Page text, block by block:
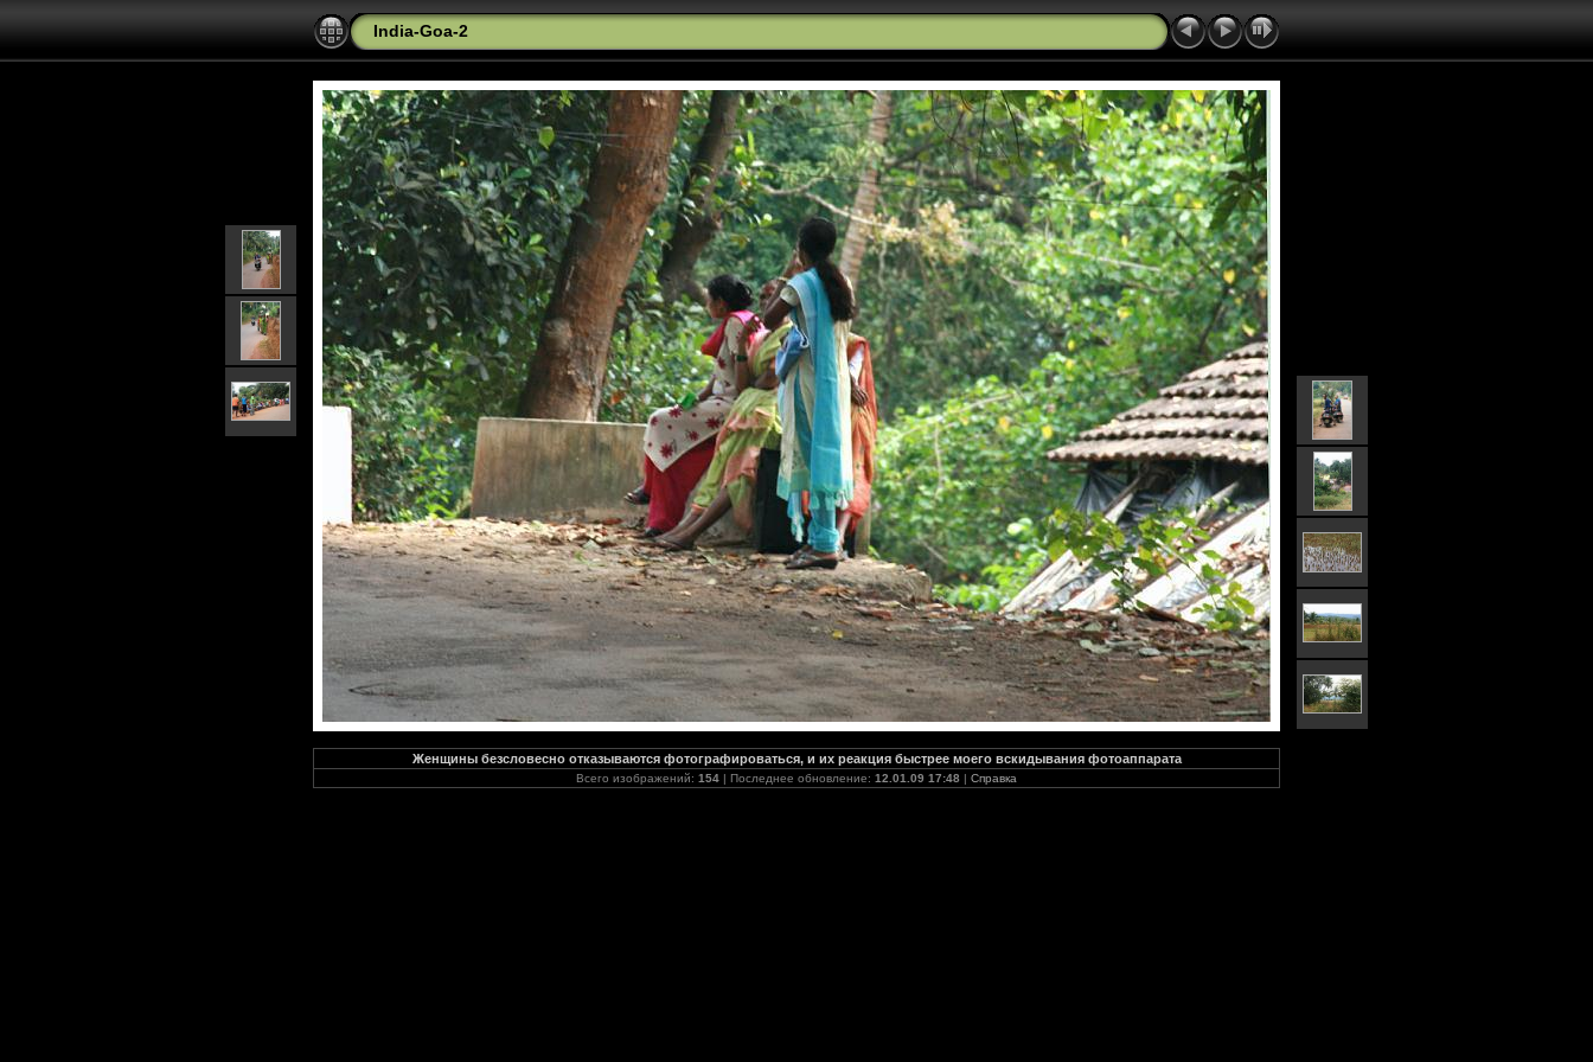
India-Goa-2
Женщины безсловесно отказываются фотографироваться, и их реакция быстрее моего вскидывания фотоаппарата
Всего изображений: 154 | Последнее обновление: 12.01.09 17:48 | Справка